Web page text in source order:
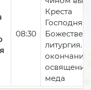
08:30
Креста
Господня,
литургия.
окончании
освящение
меда